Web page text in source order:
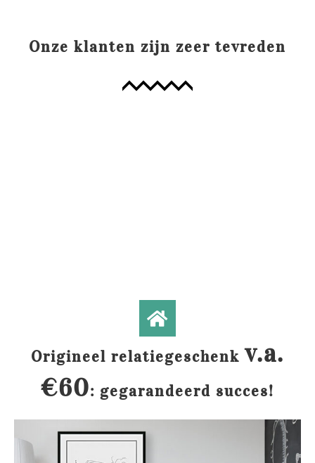
Onze klanten zijn zeer tevreden
Origineel relatiegeschenkv.a.
€60: gegarandeerd succes!